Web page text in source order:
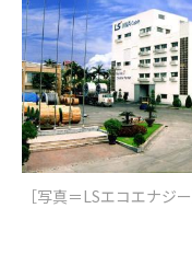
［写真＝LSエコエナジー